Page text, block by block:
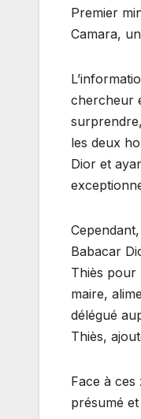
Premier
Camara,
chercheur
les deux
Dior et
Babacar
Thiès pour
maire,
délégué
Thiès,
Face à
présumé